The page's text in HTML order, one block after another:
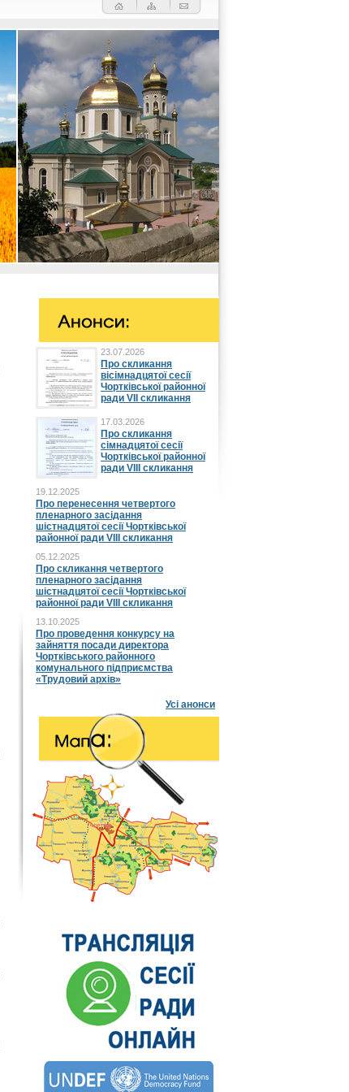
23.07.2026
Про скликання
вісімнадцятої сесії
Чортківської районної
ради VII скликання
17.03.2026
Про скликання
сімнадцятої сесії
Чортківської районної
ради VIII скликання
19.12.2025
Про перенесення четвертого
пленарного засідання
шістнадцятої сесії Чортківської
районної ради VIII скликання
05.12.2025
Про скликання четвертого
пленарного засідання
шістнадцятої сесії Чортківської
районної ради VIII скликання
13.10.2025
Про проведення конкурсу на
зайняття посади директора
Чортківського районного
комунального підприємства
«Трудовий архів»
Усі анонси